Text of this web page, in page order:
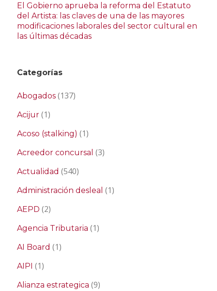
El Gobierno aprueba la reforma del Estatuto
del Artista: las claves de una de las mayores
modificaciones laborales del sector cultural en
las últimas décadas
Categorías
Abogados (137)
Acijur (1)
Acoso (stalking) (1)
Acreedor concursal (3)
Actualidad (540)
Administración desleal (1)
AEPD (2)
Agencia Tributaria (1)
AI Board (1)
AIPI (1)
Alianza estrategica (9)